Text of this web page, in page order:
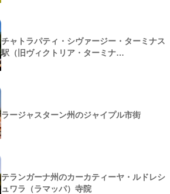
チャトラパティ・シヴァージー・ターミナス
駅（旧ヴィクトリア・ターミナ…
ラージャスターン州のジャイプル市街
テランガーナ州のカーカティーヤ・ルドレシ
ュワラ（ラマッパ）寺院